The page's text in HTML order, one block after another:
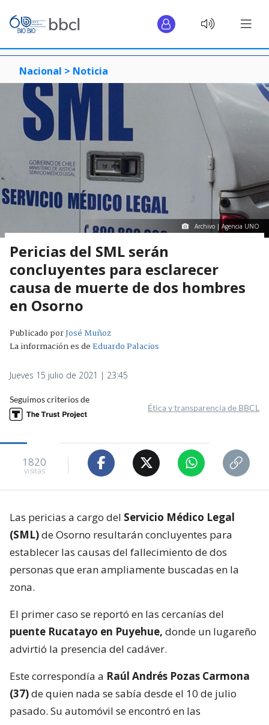
Nacional > Noticia
Archivo | Agencia UNO
Pericias del SML serán
concluyentes para esclarecer
causa de muerte de dos hombres
en Osorno
Publicado porJosé Muñoz
La información es deEduardo Palacios
Jueves 15 julio de 2021 | 23:45
Seguimos criterios de
Ética y transparencia de BBCL
1820
visitas
Las pericias a cargo del Servicio Médico Legal
(SML)de Osorno resultarán concluyentes para
establecer las causas del fallecimiento de dos
personas que eran ampliamente buscadas en la
zona.
El primer caso se reportó en las cercanías del
puente Rucatayo en Puyehue, donde un lugareño
advirtió la presencia del cadáver.
Este correspondía a Raúl Andrés Pozas Carmona
(37)de quien nada se sabía desde el 10 de julio
pasado. Su automóvil se encontró en las